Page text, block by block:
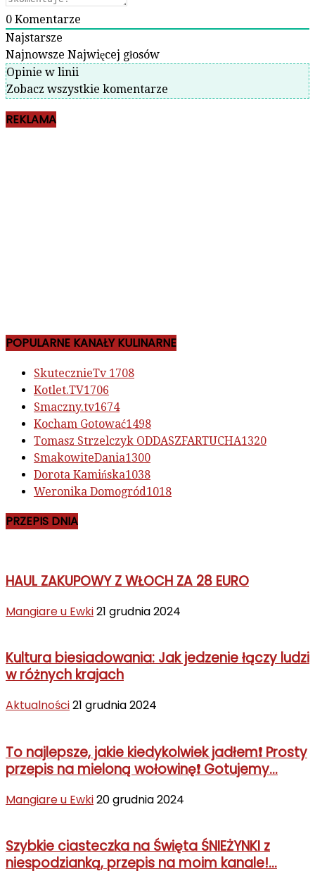
0 Komentarze
Najstarsze
Najnowsze Najwięcej głosów
Opinie w linii
Zobacz wszystkie komentarze
REKLAMA
POPULARNE KANAŁY KULINARNE
SkutecznieTv 1708
Kotlet.TV1706
Smaczny.tv1674
Kocham Gotować1498
Tomasz Strzelczyk ODDASZFARTUCHA1320
SmakowiteDania1300
Dorota Kamińska1038
Weronika Domogród1018
PRZEPIS DNIA
HAUL ZAKUPOWY Z WŁOCH ZA 28 EURO
Mangiare u Ewki21 grudnia 2024
Kultura biesiadowania: Jak jedzenie łączy ludzi
w różnych krajach
Aktualności21 grudnia 2024
To najlepsze, jakie kiedykolwiek jadłem❗ Prosty
przepis na mieloną wołowinę❗ Gotujemy...
Mangiare u Ewki20 grudnia 2024
Szybkie ciasteczka na Święta ŚNIEŻYNKI z
niespodzianką, przepis na moim kanale!...